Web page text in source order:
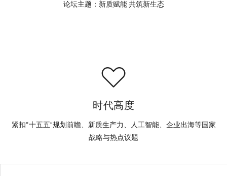
论坛主题：新质赋能 共筑新生态
时代高度
紧扣“十五五”规划前瞻、新质生产力、人工智能、企业出海等国家
战略与热点议题